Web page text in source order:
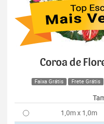
Coroa de
Faixa Grátis Frete Grátis
1,0m x 1,0m